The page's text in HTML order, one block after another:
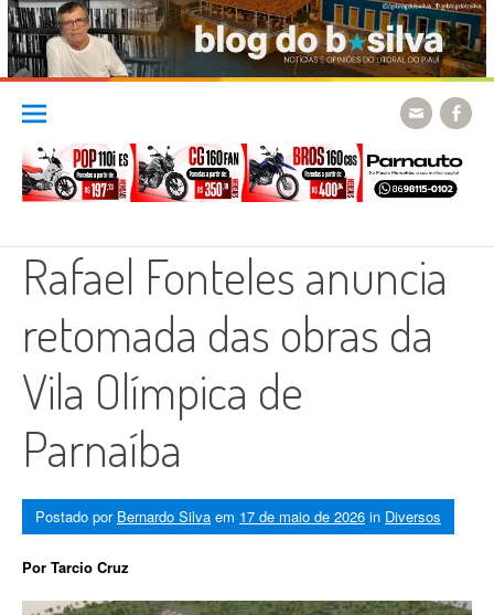
Skip
content
Rafael Fonteles anuncia
retomada das obras da
Vila Olímpica de
Parnaíba
Postado por Bernardo Silva em 17 de maio de 2026 in Diversos
Por Tarcio Cruz